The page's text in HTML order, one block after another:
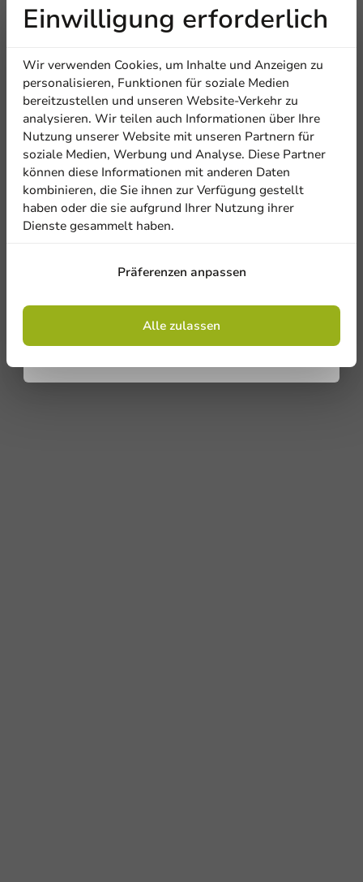
Einwilligung erforderlich
Wir verwenden Cookies, um Inhalte und Anzeigen zu
personalisieren, Funktionen für soziale Medien
bereitzustellen und unseren Website-Verkehr zu
analysieren. Wir teilen auch Informationen über Ihre
Nutzung unserer Website mit unseren Partnern für
soziale Medien, Werbung und Analyse. Diese Partner
können diese Informationen mit anderen Daten
kombinieren, die Sie ihnen zur Verfügung gestellt
haben oder die sie aufgrund Ihrer Nutzung ihrer
Dienste gesammelt haben.
Präferenzen anpassen
Alle zulassen
Erhalten Sie
5% Rabatt
Abonnieren Sie unseren
Newsletter!
denAllgemeinen Geschäftsbedingungen
einverstanden
Datenschutzrichtlinie.